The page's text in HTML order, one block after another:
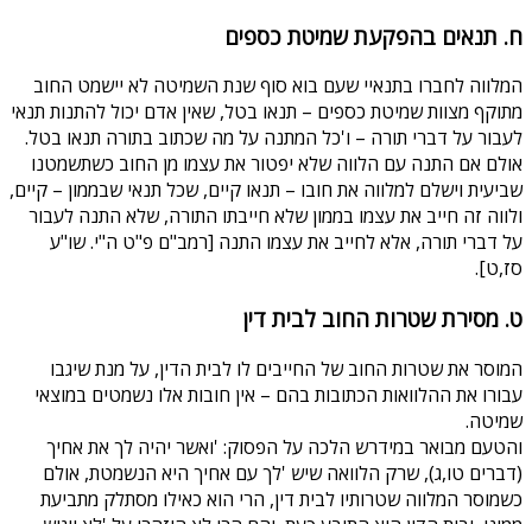
ח. תנאים בהפקעת שמיטת כספים
המלווה לחברו בתנאיי שעם בוא סוף שנת השמיטה לא יישמט החוב
מתוקף מצוות שמיטת כספים – תנאו בטל, שאין אדם יכול להתנות תנאי
לעבור על דברי תורה – ו'כל המתנה על מה שכתוב בתורה תנאו בטל.
אולם אם התנה עם הלווה שלא יפטור את עצמו מן החוב כשתשמטנו
שביעית וישלם למלווה את חובו – תנאו קיים, שכל תנאי שבממון – קיים,
ולווה זה חייב את עצמו בממון שלא חייבתו התורה, שלא התנה לעבור
על דברי תורה, אלא לחייב את עצמו התנה [רמב"ם פ"ט ה"י. שו"ע
סז,ט].
ט. מסירת שטרות החוב לבית דין
המוסר את שטרות החוב של החייבים לו לבית הדין, על מנת שיגבו
עבורו את ההלוואות הכתובות בהם – אין חובות אלו נשמטים במוצאי
שמיטה.
והטעם מבואר במידרש הלכה על הפסוק: 'ואשר יהיה לך את אחיך
(דברים טו,ג), שרק הלוואה שיש 'לך עם אחיך היא הנשמטת, אולם
כשמוסר המלווה שטרותיו לבית דין, הרי הוא כאילו מסתלק מתביעת